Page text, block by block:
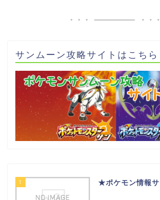
サンムーン攻略サイトはこちら
1 ★ポケモン情報